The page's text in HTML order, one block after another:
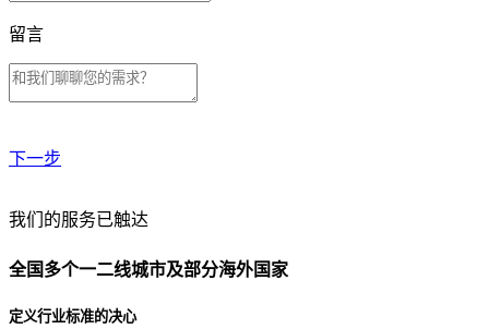
留言
下一步
贵公司预算范围是？
贵公司的团队规模是？
我们的服务已触达
全国多个一二线城市及部分海外国家
定义行业标准的决心